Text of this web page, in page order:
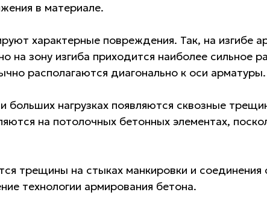
в материале.
характерные повреждения. Так, на изгибе
на зону изгиба приходится наиболее сильное
располагаются диагонально к оси арматуры.
больших нагрузках появляются сквозные
на потолочных бетонных элементах,
трещины на стыках манкировки и
технологии армирования бетона.